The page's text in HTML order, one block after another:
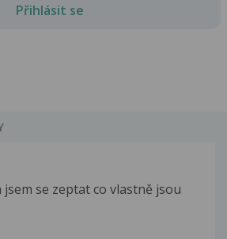
Přihlásit se
se zeptat co vlastně jsou